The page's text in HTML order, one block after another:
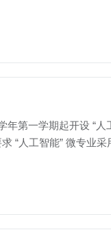
第一学期起开设 “
“人工智能” 微专业